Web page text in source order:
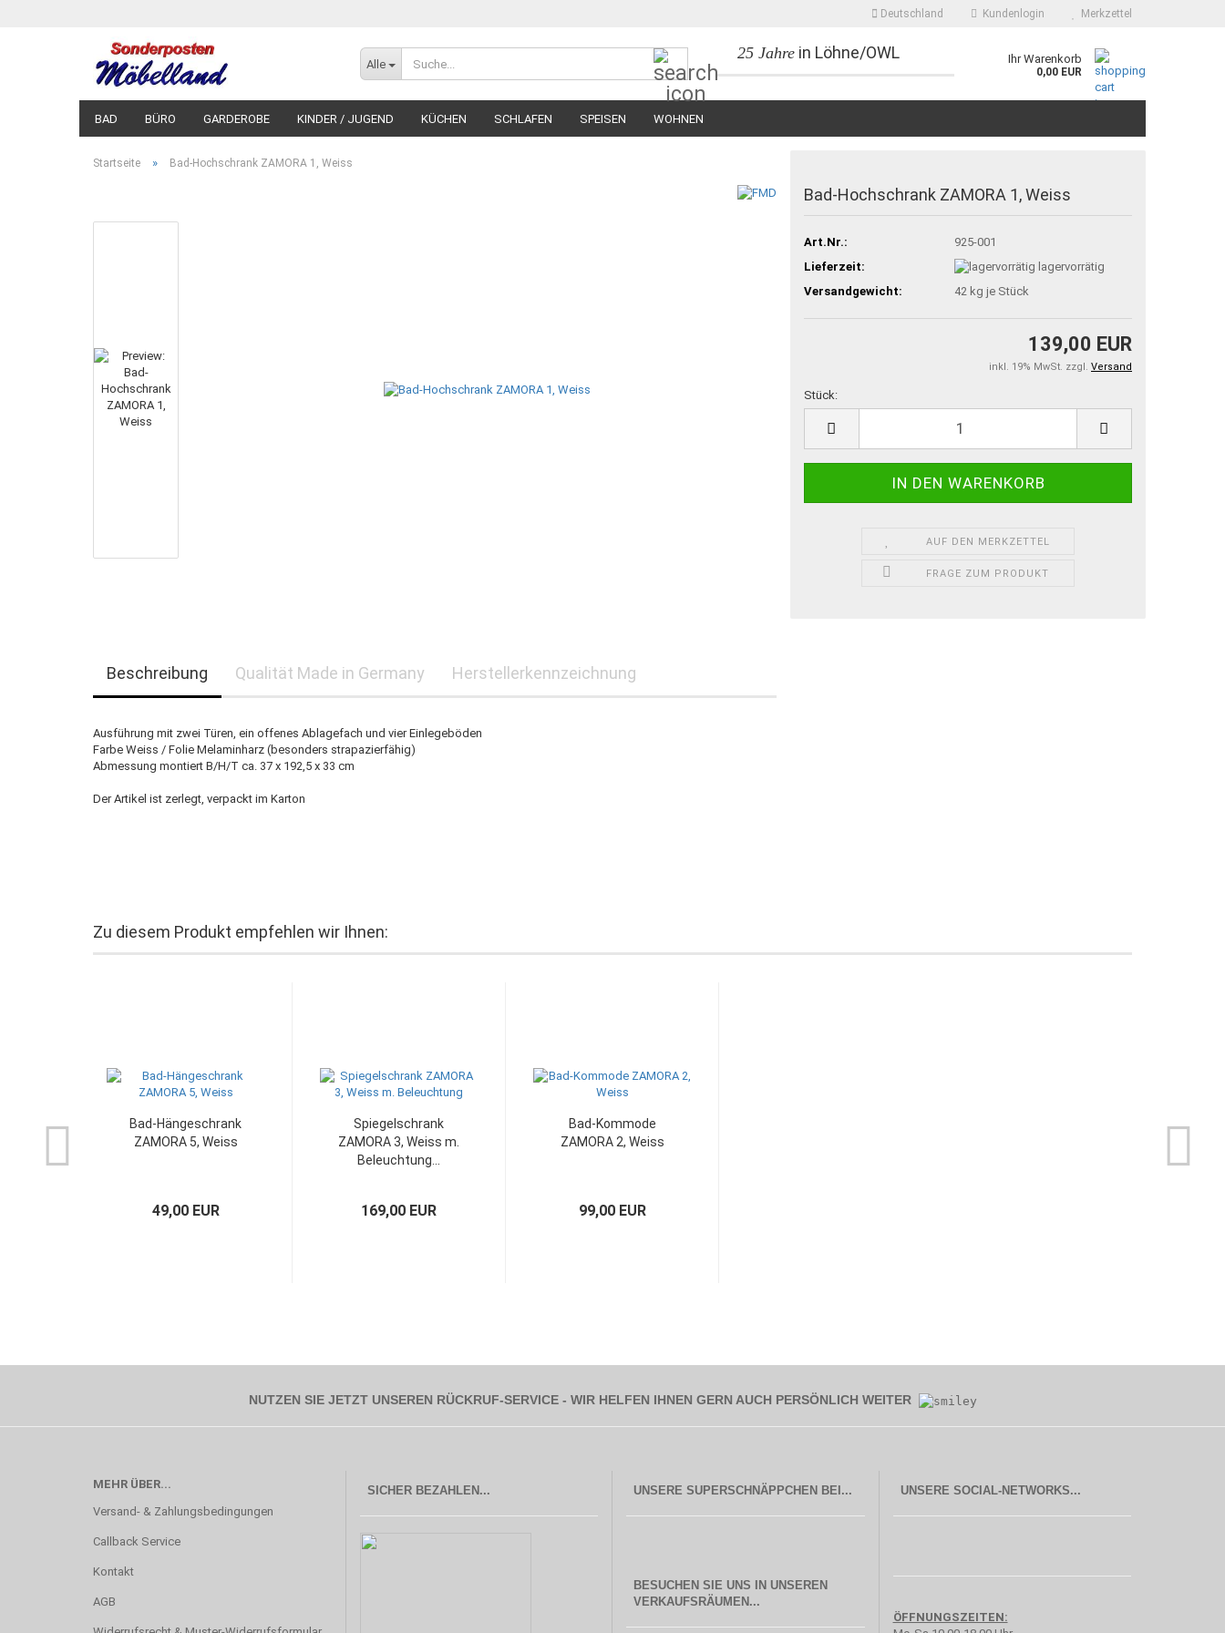
Deutschland Kundenlogin Merkzettel
Alle
25 Jahrein Löhne/OWL Ihr Warenkorb
0,00 EUR
BAD BÜRO GARDEROBE KINDER / JUGEND KÜCHEN SCHLAFEN SPEISEN WOHNEN
Startseite » Bad-Hochschrank ZAMORA 1, Weiss
Bad-Hochschrank ZAMORA 1, Weiss
Art.Nr.:
925-001
Lieferzeit:
lagervorrätig
Versandgewicht:
42 kg je Stück
139,00 EUR
inkl. 19% MwSt. zzgl. Versand
Stück:
Stück
AUF DEN MERKZETTEL
FRAGE ZUM PRODUKT
Beschreibung Qualität Made in Germany Herstellerkennzeichnung
Ausführung mit zwei Türen, ein offenes Ablagefach und vier Einlegeböden
Farbe Weiss / Folie Melaminharz (besonders strapazierfähig)
Abmessung montiert B/H/T ca. 37 x 192,5 x 33 cm
Der Artikel ist zerlegt, verpackt im Karton
Zu diesem Produkt empfehlen wir Ihnen:
Bad-Hängeschrank
ZAMORA 5, Weiss
49,00 EUR
Spiegelschrank
ZAMORA 3, Weiss m.
Beleuchtung...
169,00 EUR
Bad-Kommode
ZAMORA 2, Weiss
99,00 EUR
NUTZEN SIE JETZT UNSEREN RÜCKRUF-SERVICE - WIR HELFEN IHNEN GERN AUCH PERSÖNLICH WEITER
MEHR ÜBER...
Versand- & Zahlungsbedingungen
Callback Service
Kontakt
AGB
SICHER BEZAHLEN...
BESUCHEN SIE UNS IN UNSEREN
VERKAUFSRÄUMEN...
UNSERE SOCIAL-NETWORKS...
ÖFFNUNGSZEITEN: